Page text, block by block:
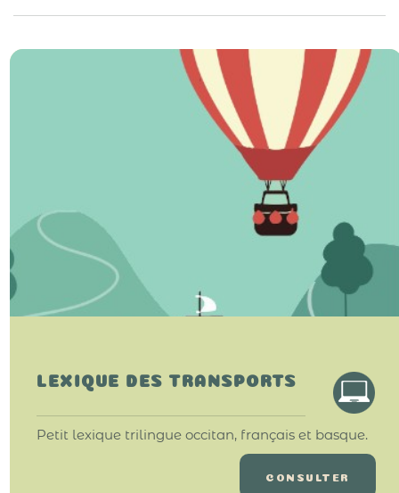
LEXIQUE DES TRANSPORTS
Petit lexique trilingue occitan, français et basque.
CONSULTER